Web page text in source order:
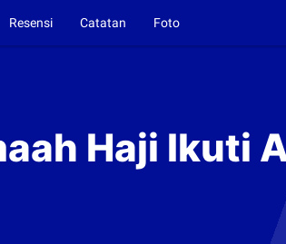
Resensi Catatan Foto
Haji Ikuti